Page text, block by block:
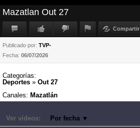
Mazatlan Out 27
Compartir
Publicado por: TVP-
Fecha: 06/07/2026
Categorías:
Deportes » Out 27
Canales: Mazatlán
Ver vídeos: Por fecha ▼